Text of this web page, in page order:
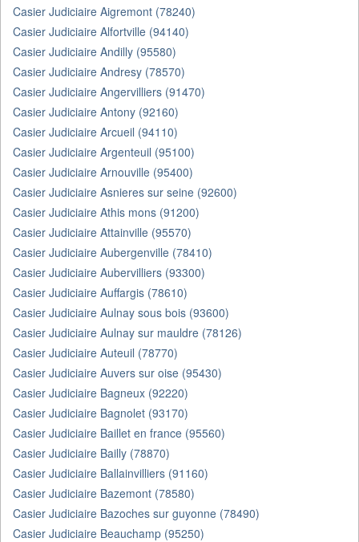
Casier Judiciaire Aigremont (78240)
Casier Judiciaire Alfortville (94140)
Casier Judiciaire Andilly (95580)
Casier Judiciaire Andresy (78570)
Casier Judiciaire Angervilliers (91470)
Casier Judiciaire Antony (92160)
Casier Judiciaire Arcueil (94110)
Casier Judiciaire Argenteuil (95100)
Casier Judiciaire Arnouville (95400)
Casier Judiciaire Asnieres sur seine (92600)
Casier Judiciaire Athis mons (91200)
Casier Judiciaire Attainville (95570)
Casier Judiciaire Aubergenville (78410)
Casier Judiciaire Aubervilliers (93300)
Casier Judiciaire Auffargis (78610)
Casier Judiciaire Aulnay sous bois (93600)
Casier Judiciaire Aulnay sur mauldre (78126)
Casier Judiciaire Auteuil (78770)
Casier Judiciaire Auvers sur oise (95430)
Casier Judiciaire Bagneux (92220)
Casier Judiciaire Bagnolet (93170)
Casier Judiciaire Baillet en france (95560)
Casier Judiciaire Bailly (78870)
Casier Judiciaire Ballainvilliers (91160)
Casier Judiciaire Bazemont (78580)
Casier Judiciaire Bazoches sur guyonne (78490)
Casier Judiciaire Beauchamp (95250)